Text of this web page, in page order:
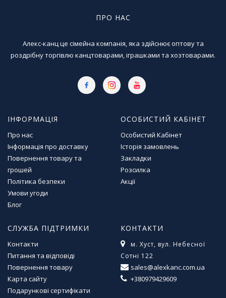
ПРО НАС
Алекс-канц це сімейна компанія, яка здійснює оптову та
роздрібну торгівлю канцтоварами, іграшками та хозтоварами.
ІНФОРМАЦІЯ
Про нас
Інформація про доставку
Повернення товару та
грошей
Політика безпеки
Умови угоди
Блог
ОСОБИСТИЙ КАБІНЕТ
Особистий Кабінет
Історія замовлень
Закладки
Розсилка
Акції
СЛУЖБА ПІДТРИМКИ
Контакти
Питання та відповіді
Повернення товару
Карта сайту
Подарункові сертифікати
КОНТАКТИ
м. Хуст, вул. Небесної
Сотні 122
sales@alexkanc.com.ua
+380979429609